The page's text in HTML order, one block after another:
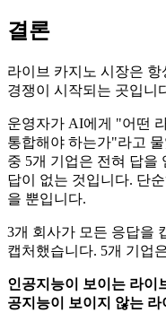
결론
라이브 카지노 시장은
경쟁이 시작되는 곳입니
운영자가 AI에게 "어떤
통합해야 하는가"라고
중 5개 기업은 전혀 답을
답이 없는 것입니다. 단
을 뿐입니다.
3개 회사가 모든 응답을
캡처했습니다. 5개 기업
인공지능이 보이는 라이
공지능이 보이지 않는